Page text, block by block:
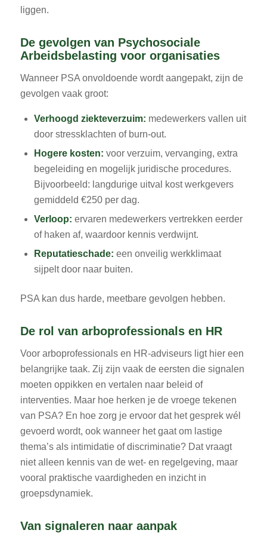
liggen.
De gevolgen van Psychosociale
Arbeidsbelasting voor organisaties
Wanneer PSA onvoldoende wordt aangepakt, zijn de
gevolgen vaak groot:
Verhoogd ziekteverzuim: medewerkers vallen uit
door stressklachten of burn-out.
Hogere kosten: voor verzuim, vervanging, extra
begeleiding en mogelijk juridische procedures.
Bijvoorbeeld: langdurige uitval kost werkgevers
gemiddeld €250 per dag.
Verloop: ervaren medewerkers vertrekken eerder
of haken af, waardoor kennis verdwijnt.
Reputatieschade: een onveilig werkklimaat
sijpelt door naar buiten.
PSA kan dus harde, meetbare gevolgen hebben.
De rol van arboprofessionals en HR
Voor arboprofessionals en HR-adviseurs ligt hier een
belangrijke taak. Zij zijn vaak de eersten die signalen
moeten oppikken en vertalen naar beleid of
interventies. Maar hoe herken je de vroege tekenen
van PSA? En hoe zorg je ervoor dat het gesprek wél
gevoerd wordt, ook wanneer het gaat om lastige
thema’s als intimidatie of discriminatie? Dat vraagt
niet alleen kennis van de wet- en regelgeving, maar
vooral praktische vaardigheden en inzicht in
groepsdynamiek.
Van signaleren naar aanpak